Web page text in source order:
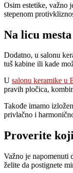
Osim estetike, važno
stepenom
Na licu
Dodatno, u salonu
tuš kabine ili kade
U salonu keramike u
pravih pločica,
Takođe imamo
privlačno i
Proverite
Važno je napomenuti
želite da postignete